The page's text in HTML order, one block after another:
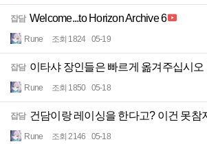
잡담 Welcome...to Horizon Archive 6
Rune 조회 1824 05-19
잡담 이타샤 장인들은 빠르게 옮겨주십시오
Rune 조회 1850 05-18
잡담 건담이랑 레이싱을 한다고? 이건 못참
Rune 조회 2146 05-18